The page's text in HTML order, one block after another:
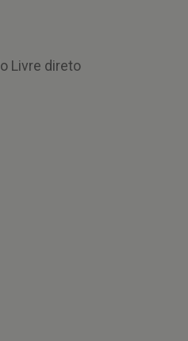
Livre direto